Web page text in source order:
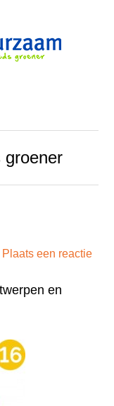
groener
Plaats een reactie
en